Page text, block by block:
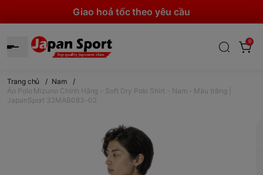
Giao hoả tốc theo yêu cầu
0
Trang chủ / Nam
/
Áo Polo Mizuno Chính Hãng - Soft Dry Polo Shirt - Nam - Màu trắng |
JapanSport 32MAB083-02